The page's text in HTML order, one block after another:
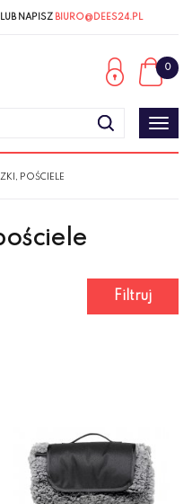
NAPISZ BIURO@DEES24.PL
0
POŚCIELE
Filtruj